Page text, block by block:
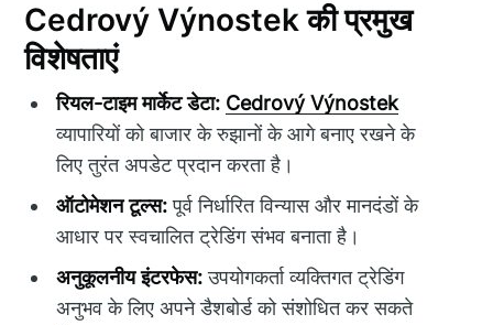
Cedrový Výnostek की प्रमुख
विशेषताएं
रियल-टाइम मार्केट डेटा: Cedrový Výnostek
व्यापारियों को बाजार के रुझानों के आगे बनाए रखने के
लिए तुरंत अपडेट प्रदान करता है।
ऑटोमेशन टूल्स:पूर्व निर्धारित विन्यास और मानदंडों के
आधार पर स्वचालित ट्रेडिंग संभव बनाता है।
अनुकूलनीय इंटरफेस:उपयोगकर्ता व्यक्तिगत ट्रेडिंग
अनुभव के लिए अपने डैशबोर्ड को संशोधित कर सकते